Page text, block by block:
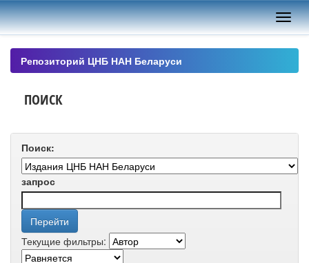
Skip
navigation
Репозиторий ЦНБ НАН Беларуси
ПОИСК
Поиск:
запрос
Текущие фильтры: